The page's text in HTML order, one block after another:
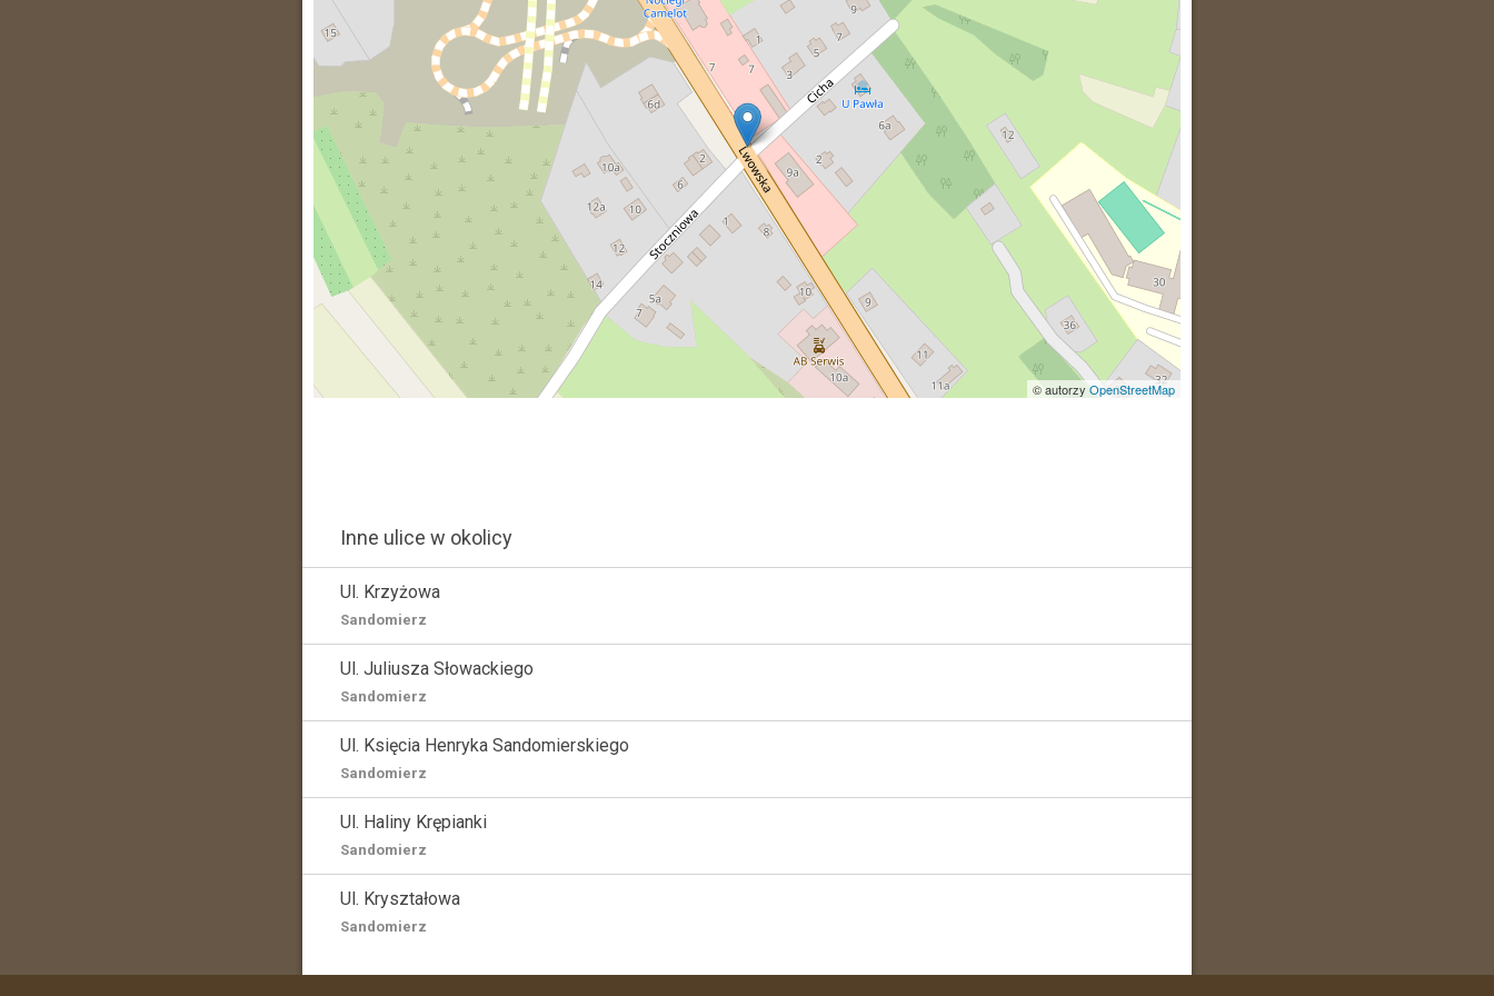
© autorzyOpenStreetMap
Inne ulice w okolicy
Ul. Krzyżowa
Sandomierz
Ul. Juliusza Słowackiego
Sandomierz
Ul. Księcia Henryka Sandomierskiego
Sandomierz
Ul. Haliny Krępianki
Sandomierz
Ul. Kryształowa
Sandomierz